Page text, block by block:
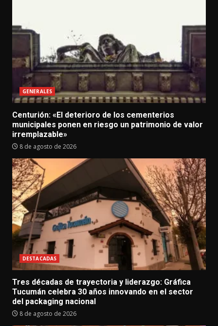
GENERALES
Centurión: «El deterioro de los cementerios
municipales ponen en riesgo un patrimonio de valor
irremplazable»
8 de agosto de 2026
DESTACADAS
Tres décadas de trayectoria y liderazgo: Gráfica
Tucumán celebra 30 años innovando en el sector
del packaging nacional
8 de agosto de 2026